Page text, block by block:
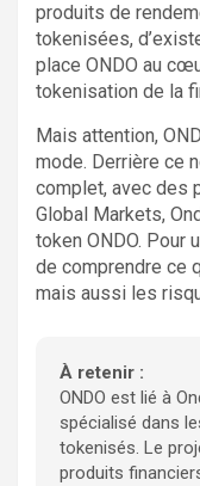
produits de
tokenisées,
place ONDO au
tokenisation de la
Mais attention,
mode. Derrière ce
complet, avec des
Global Markets,
token ONDO. Pour
de comprendre ce
mais aussi les
À retenir :
ONDO est lié à
spécialisé dans
tokenisés. Le
produits